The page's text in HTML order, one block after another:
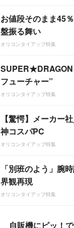
お値段そのまま45
盤振る舞い
オリコンタイアップ特集
SUPER★DRAGON
フューチャー”
オリコンタイアップ特集
【驚愕】メーカー
神コスパPC
オリコンタイアップ特集
「別班のよう」腕
界観再現
オリコンタイアップ特集
自販機にピッ！